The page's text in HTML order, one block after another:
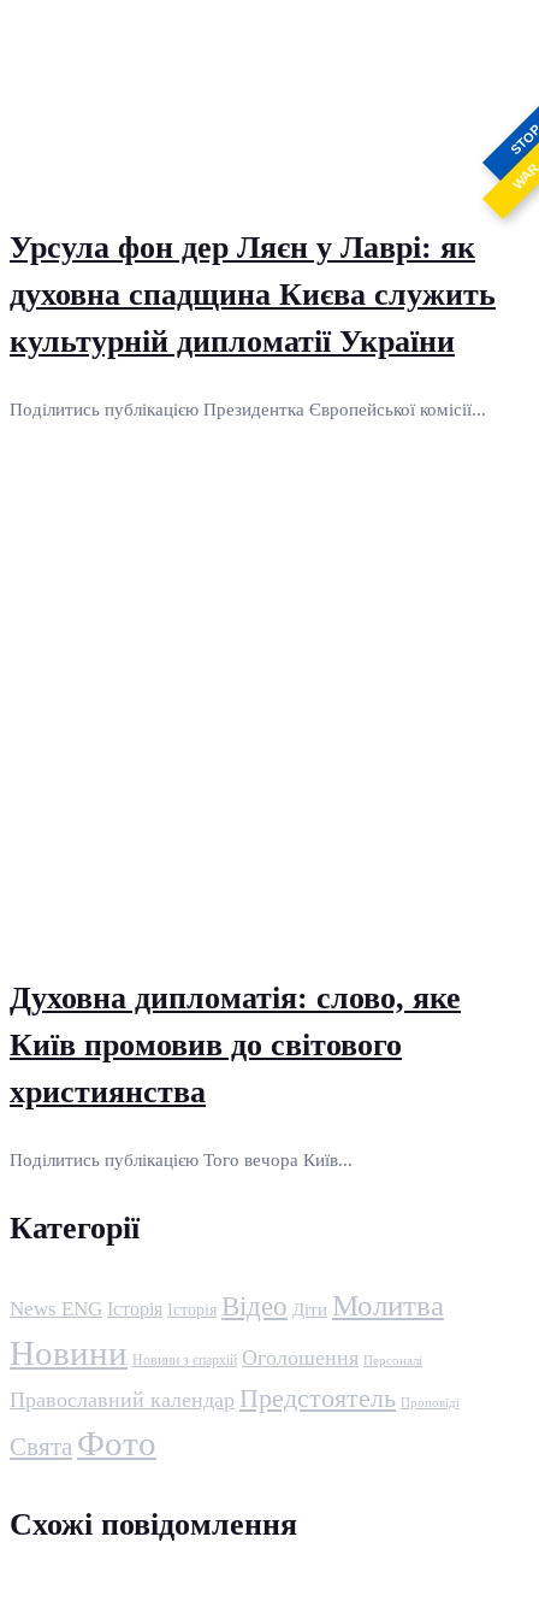
Урсула фон дер Ляєн у Лаврі: як
духовна спадщина Києва служить
культурній дипломатії України
Поділитись публікацією Президентка Європейської комісії...
Духовна дипломатія: слово, яке
Київ промовив до світового
християнства
Поділитись публікацією Того вечора Київ...
Категорії
News ENG Історія Історія Відео Діти Молитва
Новини Новини з єпархій Оголошення Персоналі
Православний календар Предстоятель Проповіді
Свята Фото
Схожі повідомлення